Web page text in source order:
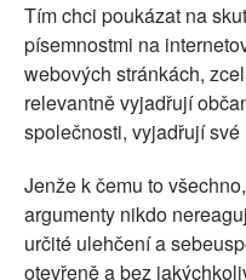
Tím chci poukázat na
písemnostmi na
webových stránkách,
relevantně vyjadřují
společnosti, vyjadřují
Jenže k čemu to
argumenty nikdo
určité ulehčení a
otevřeně a bez